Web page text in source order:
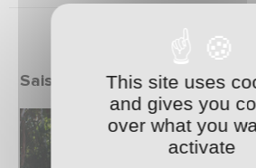
Choix de la saison :
Saison 2023/2024This site uses
and gives you
over what you
activate